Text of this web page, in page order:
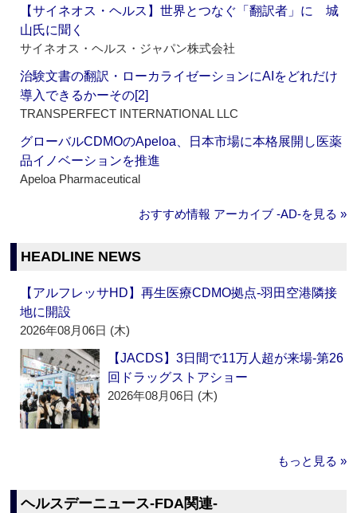
【サイネオス・ヘルス】世界とつなぐ「翻訳者」に 城
山氏に聞く
サイネオス・ヘルス・ジャパン株式会社
治験文書の翻訳・ローカライゼーションにAIをどれだけ
導入できるかーその[2]
TRANSPERFECT INTERNATIONAL LLC
グローバルCDMOのApeloa、日本市場に本格展開し医薬
品イノベーションを推進
Apeloa Pharmaceutical
おすすめ情報 アーカイブ ‐AD‐を見る »
HEADLINE NEWS
【アルフレッサHD】再生医療CDMO拠点‐羽田空港隣接
地に開設
2026年08月06日 (木)
【JACDS】3日間で11万人超が来場‐第26
回ドラッグストアショー
2026年08月06日 (木)
もっと見る »
ヘルスデーニュース‐FDA関連‐